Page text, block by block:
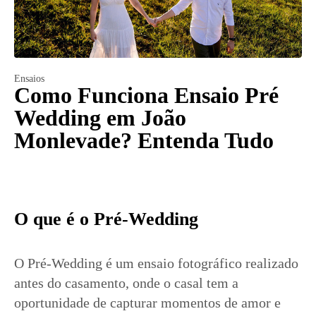
Ensaios
Como Funciona Ensaio Pré
Wedding em João
Monlevade? Entenda Tudo
O que é o Pré-Wedding
O Pré-Wedding é um ensaio fotográfico realizado
antes do casamento, onde o casal tem a
oportunidade de capturar momentos de amor e